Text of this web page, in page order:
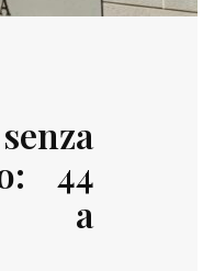
44
a